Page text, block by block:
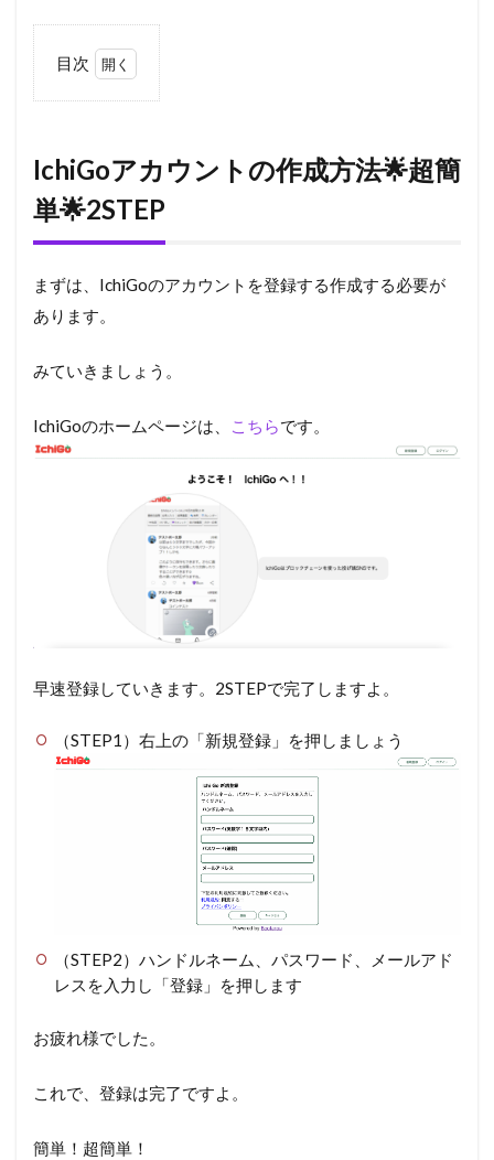
目次
ントの
作成方
法🌟超
簡単🌟
2STEP
2
ウォレ
作成方
法🌟超
5STEP
3
IchiGoアカウントの作成方法🌟超簡
単🌟2STEP
まずは、IchiGoのアカウントを登録する作成する必要が
あります。
みていきましょう。
IchiGoのホームページは、 こちらです。
早速登録していきます。2STEPで完了しますよ。
（STEP1）右上の「新規登録」を押しましょう
（STEP2）ハンドルネーム、パスワード、メールアド
レスを入力し「登録」を押します
お疲れ様でした。
これで、登録は完了ですよ。
簡単！超簡単！